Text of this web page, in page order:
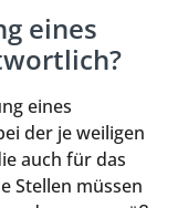
eines
eines
der je weiligen
auch für das
Stellen müssen